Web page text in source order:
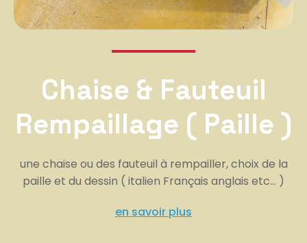
Chaise & Fauteuil
Rempaillage ( Paille )
une chaise ou des fauteuil à rempailler, choix de la
paille et du dessin ( italien Français anglais etc… )
en savoir plus